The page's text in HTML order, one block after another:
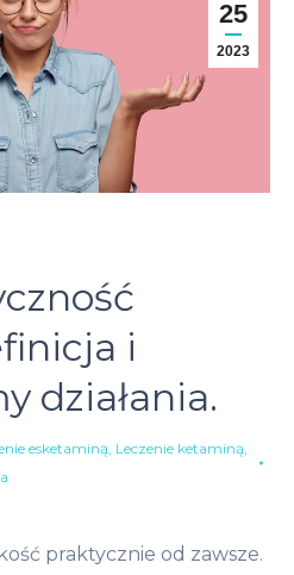
25
2023
i
działania.
esketaminą, Leczenie ketaminą,
praktycznie od zawsze.